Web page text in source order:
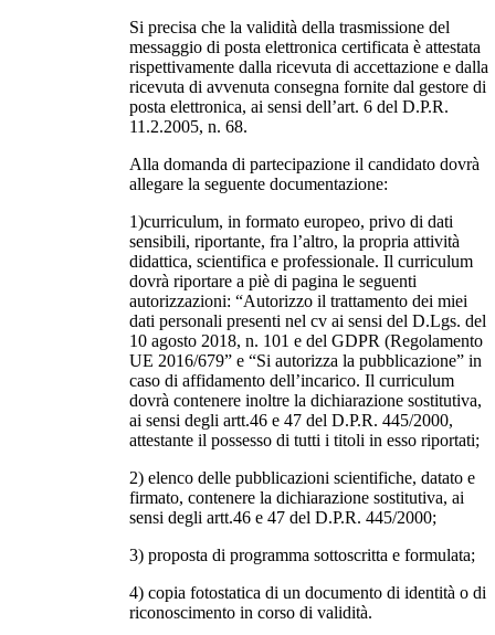
Si precisa che la validità della trasmissione del
messaggio di posta elettronica certificata è attestata
rispettivamente dalla ricevuta di accettazione e dalla
ricevuta di avvenuta consegna fornite dal gestore di
posta elettronica, ai sensi dell’art. 6 del D.P.R.
11.2.2005, n. 68.
Alla domanda di partecipazione il candidato dovrà
allegare la seguente documentazione:
1)curriculum, in formato europeo, privo di dati
sensibili, riportante, fra l’altro, la propria attività
didattica, scientifica e professionale. Il curriculum
dovrà riportare a piè di pagina le seguenti
autorizzazioni: “Autorizzo il trattamento dei miei
dati personali presenti nel cv ai sensi del D.Lgs. del
10 agosto 2018, n. 101 e del GDPR (Regolamento
UE 2016/679” e “Si autorizza la pubblicazione” in
caso di affidamento dell’incarico. Il curriculum
dovrà contenere inoltre la dichiarazione sostitutiva,
ai sensi degli artt.46 e 47 del D.P.R. 445/2000,
attestante il possesso di tutti i titoli in esso riportati;
2) elenco delle pubblicazioni scientifiche, datato e
firmato, contenere la dichiarazione sostitutiva, ai
sensi degli artt.46 e 47 del D.P.R. 445/2000;
3) proposta di programma sottoscritta e formulata;
4) copia fotostatica di un documento di identità o di
riconoscimento in corso di validità.